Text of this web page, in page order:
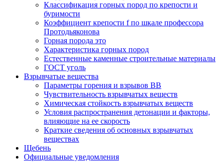
Классификация горных пород по крепости и
буримости
Коэффициент крепости f по шкале профессора
Протодьяконова
Горная порода это
Характеристика горных пород
Естественные каменные строительные материалы
ГОСТ уголь
Взрывчатые вещества
Параметры горения и взрывов ВВ
Чувствительность взрывчатых веществ
Химическая стойкость взрывчатых веществ
Условия распространения детонации и факторы,
влияющие на ее скорость
Краткие сведения об основных взрывчатых
веществах
Щебень
Официальные уведомления